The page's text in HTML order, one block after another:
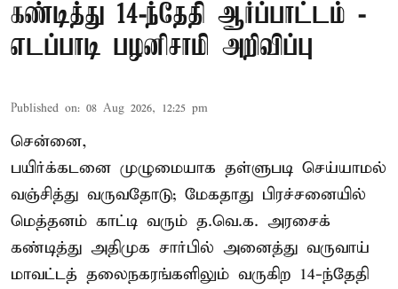
கண்டித்து 14-ந்தேதி ஆர்ப்பாட்டம் -
எடப்பாடி பழனிசாமி அறிவிப்பு
Published on: 08 Aug 2026, 12:25 pm
சென்னை,
பயிர்க்கடனை முழுமையாக தள்ளுபடி செய்யாமல்
வஞ்சித்து வருவதோடு; மேகதாது பிரச்சனையில்
மெத்தனம் காட்டி வரும் த.வெ.க. அரசைக்
கண்டித்து அதிமுக சார்பில் அனைத்து வருவாய்
மாவட்டத் தலைநகரங்களிலும் வருகிற 14-ந்தேதி